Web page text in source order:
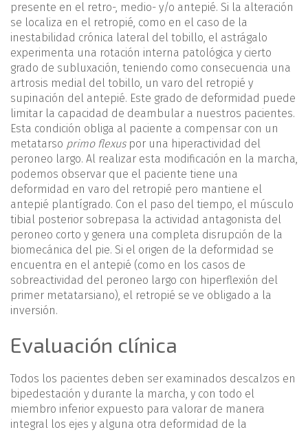
presente en el retro-, medio- y/o antepié. Si la alteración
se localiza en el retropié, como en el caso de la
inestabilidad crónica lateral del tobillo, el astrágalo
experimenta una rotación interna patológica y cierto
grado de subluxación, teniendo como consecuencia una
artrosis medial del tobillo, un varo del retropié y
supinación del antepié. Este grado de deformidad puede
limitar la capacidad de deambular a nuestros pacientes.
Esta condición obliga al paciente a compensar con un
metatarso primo flexuspor una hiperactividad del
peroneo largo. Al realizar esta modificación en la marcha,
podemos observar que el paciente tiene una
deformidad en varo del retropié pero mantiene el
antepié plantígrado. Con el paso del tiempo, el músculo
tibial posterior sobrepasa la actividad antagonista del
peroneo corto y genera una completa disrupción de la
biomecánica del pie. Si el origen de la deformidad se
encuentra en el antepié (como en los casos de
sobreactividad del peroneo largo con hiperflexión del
primer metatarsiano), el retropié se ve obligado a la
inversión.
Evaluación clínica
Todos los pacientes deben ser examinados descalzos en
bipedestación y durante la marcha, y con todo el
miembro inferior expuesto para valorar de manera
integral los ejes y alguna otra deformidad de la